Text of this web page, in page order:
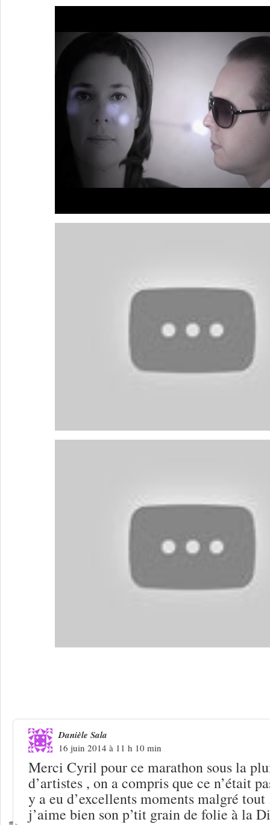
Danièle Sala
16 juin 2014 à 11 h 10 min
Merci Cyril pour ce marathon sous la
d’artistes , on a compris que ce n’était
y a eu d’excellents moments malgré
j’aime bien son p’tit grain de folie à la